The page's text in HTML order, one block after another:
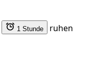
1 Stunde
ruhen